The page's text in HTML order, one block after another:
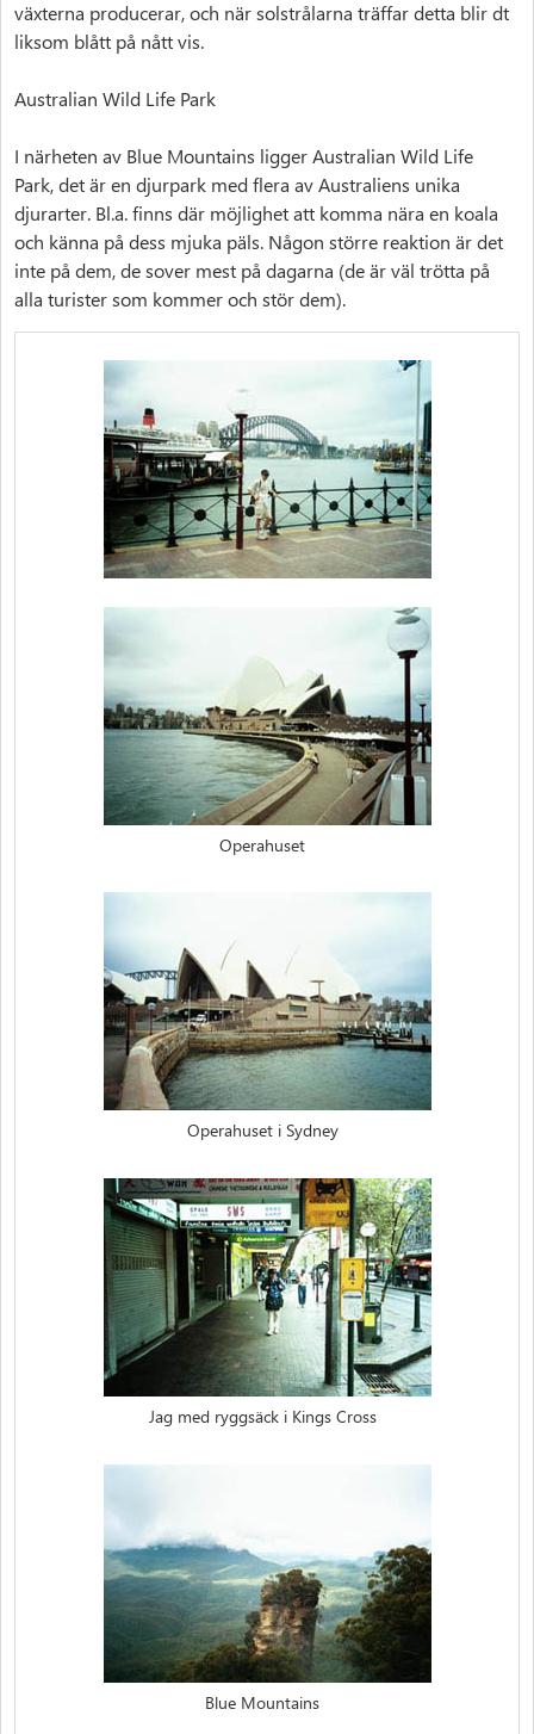
växterna producerar, och när solstrålarna träffar detta blir dt
liksom blått på nått vis.
Australian Wild Life Park
I närheten av Blue Mountains ligger Australian Wild Life
Park, det är en djurpark med flera av Australiens unika
djurarter. Bl.a. finns där möjlighet att komma nära en koala
och känna på dess mjuka päls. Någon större reaktion är det
inte på dem, de sover mest på dagarna (de är väl trötta på
alla turister som kommer och stör dem).
Operahuset
Operahuset i Sydney
Jag med ryggsäck i Kings Cross
Blue Mountains